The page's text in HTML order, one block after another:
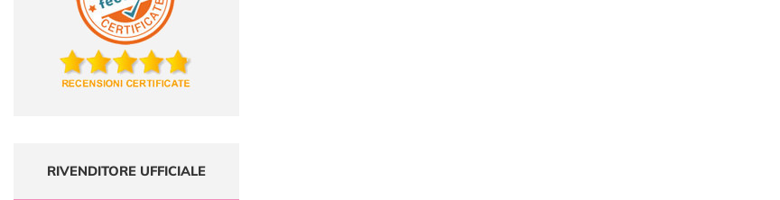
RIVENDITORE UFFICIALE